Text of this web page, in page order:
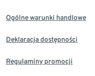
Ogólne warunki handlowe
Deklaracja dostępności
Regulaminy promocji